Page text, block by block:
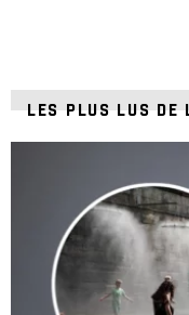
LES PLUS LUS DE